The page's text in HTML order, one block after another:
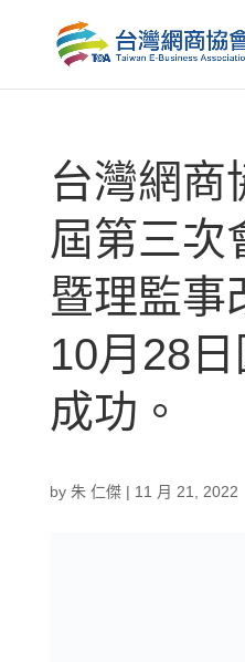
台灣網商
屆第三次
暨理監事
10月28
成功。
by 朱 仁傑| 11 月 21, 2022